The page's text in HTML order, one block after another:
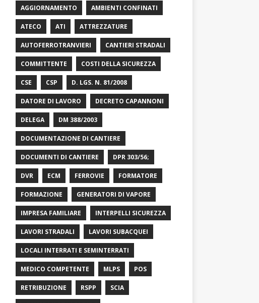
AGGIORNAMENTO AMBIENTI CONFINATI
ATECO ATI ATTREZZATURE
AUTOFERROTRANVIERI CANTIERI STRADALI
COMMITTENTE COSTI DELLA SICUREZZA
CSE CSP D. LGS. N. 81/2008
DATORE DI LAVORO DECRETO CAPANNONI
DELEGA DM 388/2003
DOCUMENTAZIONE DI CANTIERE
DOCUMENTI DI CANTIERE DPR 303/56;
DVR ECM FERROVIE FORMATORE
FORMAZIONE GENERATORI DI VAPORE
IMPRESA FAMILIARE INTERPELLI SICUREZZA
LAVORI STRADALI LAVORI SUBACQUEI
LOCALI INTERRATI E SEMINTERRATI
MEDICO COMPETENTE MLPS POS
RETRIBUZIONE RSPP SCIA